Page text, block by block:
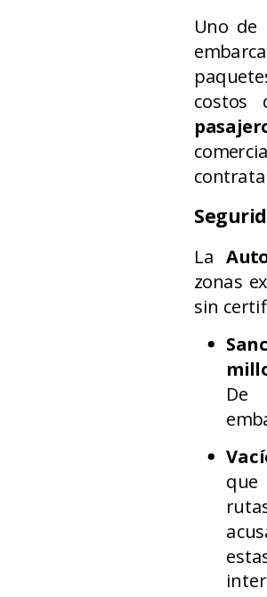
Uno de
La
zonas
sin
De
que